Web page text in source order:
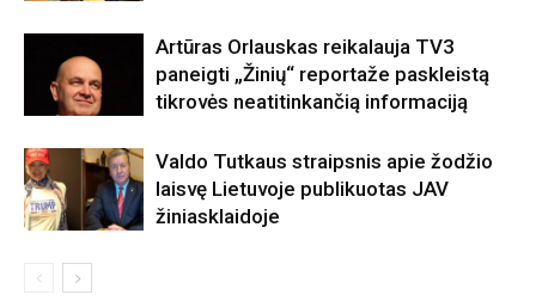
Artūras Orlauskas reikalauja TV3
paneigti „Žinių“ reportaže paskleistą
tikrovės neatitinkančią informaciją
Valdo Tutkaus straipsnis apie žodžio
laisvę Lietuvoje publikuotas JAV
žiniasklaidoje